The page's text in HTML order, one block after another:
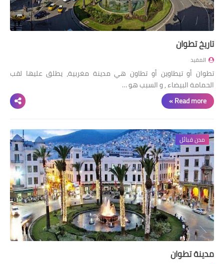
تاريخ تطوان
المفيد
تطوان أو تيطاوين أو تطاون هي مدينة مغربية، يطلق عليها لقب
الحمامة البيضاء , و السبب هو …
Read more »
مدن قبائل
مدينة تطوان